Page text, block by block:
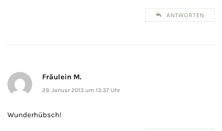
ANTWORTEN
Fräulein M.
29. Januar 2013 um 13:37 Uhr
Wunderhübsch!